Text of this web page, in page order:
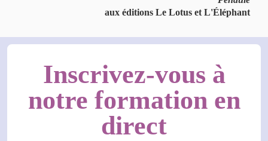
aux éditions Le Lotus et L'Éléphant
Inscrivez-vous à
notre formation en
direct